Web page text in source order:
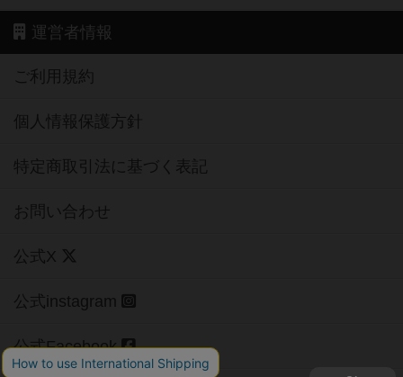
運営者情報
ご利用規約
個人情報保護方針
特定商取引法に基づく表記
お問い合わせ
公式X
公式instagram
公式Facebook